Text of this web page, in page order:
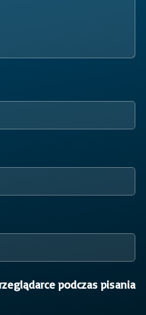
podczas pisania